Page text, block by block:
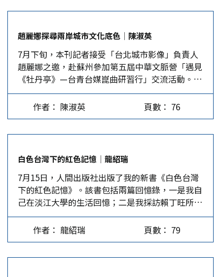
乾、高熱量巧克力花生棒，高熱量硬糖等產品。即
食餐包方面，利用生石灰遇水生熱的原理，可在短
時間內將餐包加熱，方便食用。餐包內容物則有各
種口味的主食配菜，如白米飯、牛肉飯、雞肉飯
等，提供人員更美味的戰地食物。另外還研發出專
用餐車，可一次提供50人用餐。 美軍的備便即食
口糧（MRE）…
走在最前列的單位，早在1995年就聘請了法國僑領
韓天進、荷蘭僑領胡志光為省政協華僑委員，後又
陸續聘請旅居葡萄牙的僑領周洪澤、旅居法屬圭亞
那的僑領郭勝華等為華僑委員。1999年10月，浙
江省政協港澳華僑委邀請我和旅居德國的吳朝平、
旅居比利時的夏庭元等歐美18位僑領，為該省政協
列席委員。2000年後，浙江作為僑務大省，通過引
進來，走出去的方式，積極引進海外資訊，傾聽僑
告》、《提案工作報告》、《省政府工作報告》，
並參加討論，聽取提案典型發言，還組織我們到有
關單位考察，使我們深刻體會到政協在參政議政、
反映社情民意等方面有著十分重要的作用。我們感
受到中國的人大和政協，類似於西方的眾議院和參
議院（有些國家稱為上院和下院），事關重大，職
責光榮。 2002年3月3日，我應邀參加全國政協第
九屆五次會議，海外17位代表和部長們一起坐在前
趙麗娜探尋兩岸城市文化底色│陳淑英
7月下旬，本刊記者接受「台北城市影像」負責人
趙麗娜之邀，赴蘇州參加第五屆中華文脈營「遇見
《牡丹亭》—台青台媒崑曲研習行」交流活動。一
行20餘人除在昆曲傳習所探尋昆曲今昔，還在常熟
「兩岸書院」唱響《月琴》，深刻感受了江南與台
灣共通的生活美感。記者也利用活動閒暇訪問了趙
錄片出品人。她的散文詩歌小說散見海內外報刊、
在兩岸開設的專欄一寫數十年，著作《泡泡文人泡
泡茶》入選2007年香港書展、《水邊的繪事微言》
獲得2011年「兩岸最美的書」殊榮。後來因碩士課
程研究台灣日據時期台灣現代文學，開始涉足兩岸
文化交流領域。過去20年來，她分別在台灣、常熟
兩地設置書院、主辦中華文脈營，近年更積極地將
文字轉換為影像，做大量的田野調查，拍攝紀錄片
作者： 陳淑英 頁數： 76
白色台灣下的紅色記憶│龍紹瑞
7月15日，人間出版社出版了我的新書《白色台灣
下的紅色記憶》。該書包括兩篇回憶錄，一是我自
己在淡江大學的生活回憶；二是我採訪賴丁旺所做
的口述歷史。 猶記得十多年前，毛鑄倫教授曾建
議我把1974-1978年在淡江大學就讀的往事寫下
來，我開始動筆，終於寫下〈淡江往事－1970年代
作者： 龍紹瑞 頁數： 79